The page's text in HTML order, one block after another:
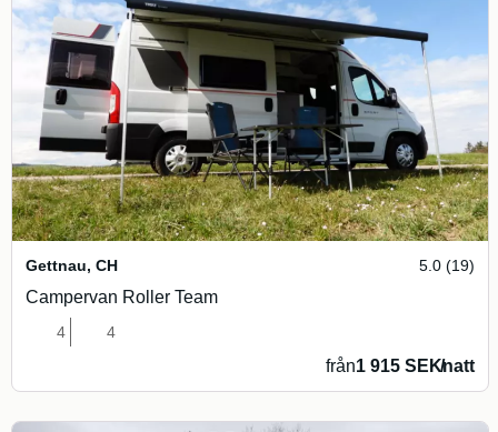
Gettnau, CH 5.0 (19)
Campervan Roller Team
4 4
från1 915 SEK/natt